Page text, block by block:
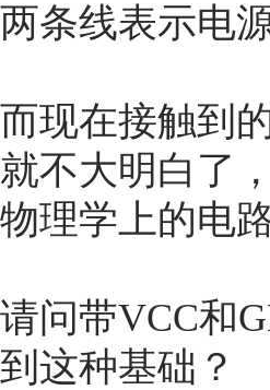
两条线表示电
而现在接触到
就不大明白了
物理学上的电
请问带VCC和
到这种基础？